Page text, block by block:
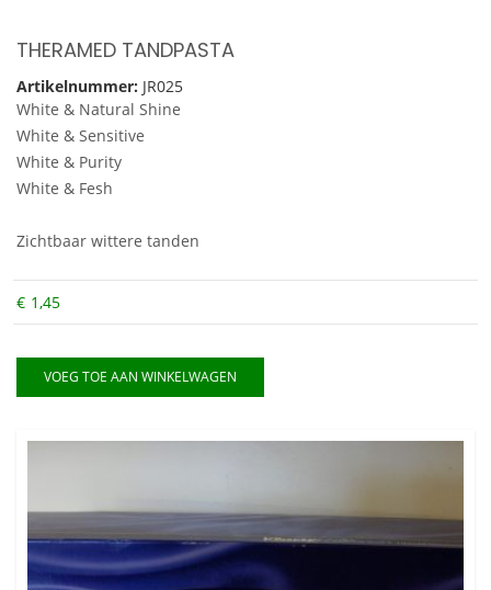
THERAMED TANDPASTA
Artikelnummer: JR025
White & Natural Shine
White & Sensitive
White & Purity
White & Fesh
Zichtbaar wittere tanden
€ 1,45
VOEG TOE AAN WINKELWAGEN